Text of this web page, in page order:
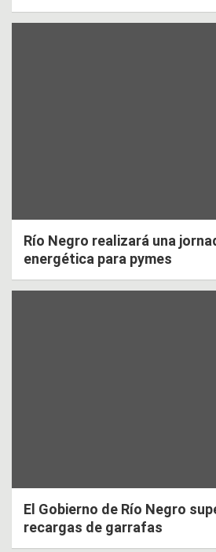
Río Negro realizará una
energética para pymes
El Gobierno de Río Negro
recargas de garrafas